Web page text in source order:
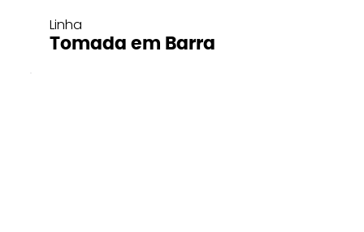
Linha
Tomada em Barra